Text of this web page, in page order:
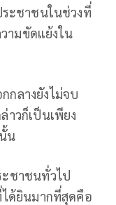
ะชาชนในช่วงที่
ามขัดแย้งใน
กลางยังไม่จบ
าวก็เป็นเพียง
น
ชาชนทั่วไป
ได้ยินมากที่สุดคือ